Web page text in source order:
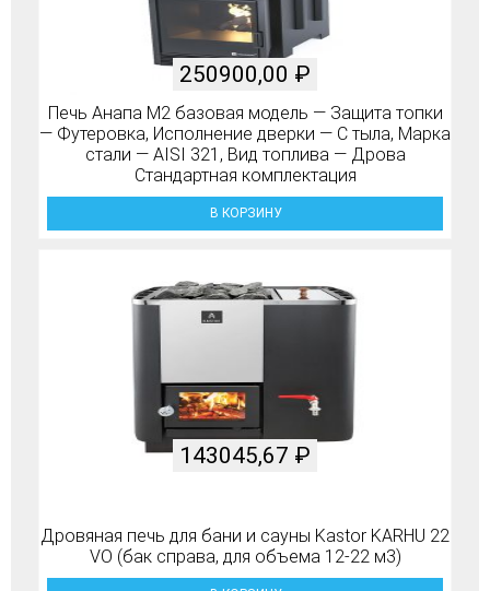
Печь Анапа М2 базовая модель — Защита топки
— Футеровка, Исполнение дверки — С тыла, Марка
стали — AISI 321, Вид топлива — Дрова
Стандартная комплектация
250900,00 ₽
В КОРЗИНУ
Дровяная печь для бани и сауны Kastor KARHU 22
VO (бак справа, для объема 12-22 м3)
143045,67 ₽